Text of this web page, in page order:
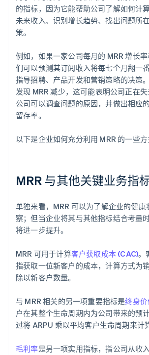
的指标，因为它能帮助公司了解如何计
未来收入、识别增长趋势、找出问题所
策。
例如，如果一家公司每月的 MRR 增长
们可以预测其订阅收入将每七个月翻一
指导招聘、产品开发和营销策略的决策
发现 MRR 减少，这可能表明公司正在失
公司可以调查问题的原因，并做出相应
留存率。
以下是企业如何充分利用 MRR 的一些方
MRR 与其他关键业务指
单独来看，MRR 可以为了解企业的健康
察；但当企业将其与其他指标结合考量
将进一步提升。
MRR 可用于计算客户获取成本 (CAC)。
指获取一位新客户的成本，计算方式为
除以新客户数量。
与 MRR 相关的另一项重要指标是终身
户在其整个生命周期内为公司带来的预
过将 ARPU 乘以平均客户生命周期来计
毛利率是另一项实用指标，指公司从收